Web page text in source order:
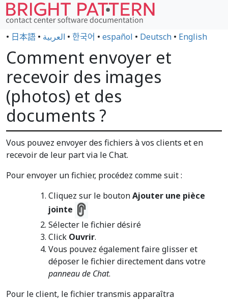
• 日本語 • العربية • 한국어 • español • Deutsch • English
Comment envoyer et
recevoir des images
(photos) et des
documents ?
Vous pouvez envoyer des fichiers à vos clients et en
recevoir de leur part via le Chat.
Pour envoyer un fichier, procédez comme suit :
Cliquez sur le boutonAjouter une pièce
jointe
Sélecter le fichier désiré
Click Ouvrir.
Vous pouvez également faire glisser et
déposer le fichier directement dans votre
panneau de Chat.
Pour le client, le fichier transmis apparaîtra